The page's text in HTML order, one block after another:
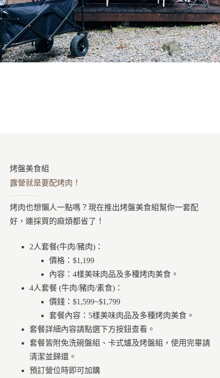
烤盤美食組
露營就是要配烤肉！
烤肉也想懶人一點嗎？現在推出烤盤美食組幫你一套配
好，連採買的麻煩都省了！
2人套餐(牛肉/豬肉)：
價格：$1,199
內容：4樣美味肉品及多種烤肉美食。
4人套餐 (牛肉/豬肉/素食)：
價錢：$1,599~$1,799
套餐內容：5樣美味肉品及多種烤肉美食。
套餐詳細內容請點選下方按鈕查看。
套餐皆附免洗碗盤組、卡式爐及烤盤組，使用完畢請
清潔並歸還。
預訂營位時即可加購